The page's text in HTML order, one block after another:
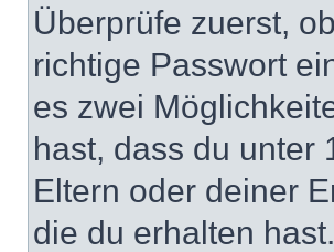
Überprüfe zuerst,
richtige Passwort
es zwei
hast, dass du unter
Eltern oder deiner
die du erhalten